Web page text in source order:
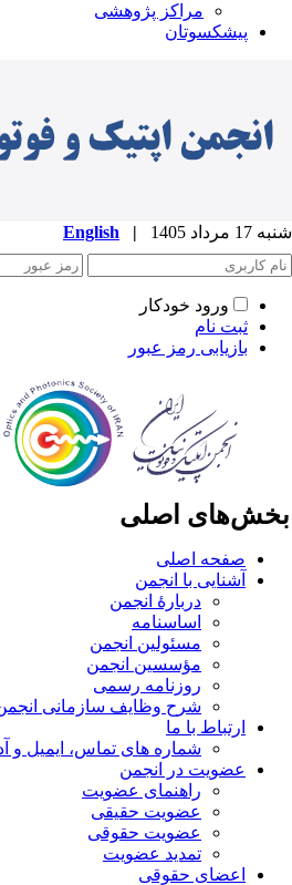
مراکز پژوهشی
پیشکسوتان
مرداد 1405 |
English
ورود خودکار
ثبت نام
بازیابی رمز عبور
اصلی
صفحه اصلی
آشنایی با انجمن
دربارۀ انجمن
اساسنامه
مسئولین انجمن
مؤسسین انجمن
روزنامه رسمی
شرح وظایف سازمانی انجمن
ارتباط با ما
شماره های تماس، ایمیل و
عضویت در انجمن
راهنمای عضویت
عضویت حقیقی
عضویت حقوقی
تمدید عضویت
اعضای حقوقی